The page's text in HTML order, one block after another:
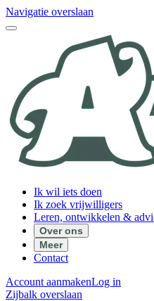
Navigatie overslaan
Ik wil iets doen
Ik zoek vrijwilligers
Leren, ontwikkelen &
Over ons
Meer
Contact
Account aanmakenLog in
Zijbalk overslaan